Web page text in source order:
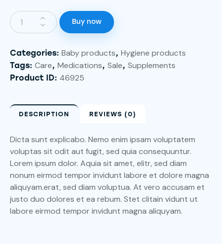
Buy now
Categories: Baby products, Hygiene products
Tags: Care, Medications, Sale, Supplements
Product ID: 46925
DESCRIPTION REVIEWS (0)
Dicta sunt explicabo. Nemo enim ipsam voluptatem
voluptas sit odit aut fugit, sed quia consequuntur.
Lorem ipsum dolor. Aquia sit amet, elitr, sed diam
nonum eirmod tempor invidunt labore et dolore magna
aliquyam.erat, sed diam voluptua. At vero accusam et
justo duo dolores et ea rebum. Stet clitain vidunt ut
labore eirmod tempor invidunt magna aliquyam.